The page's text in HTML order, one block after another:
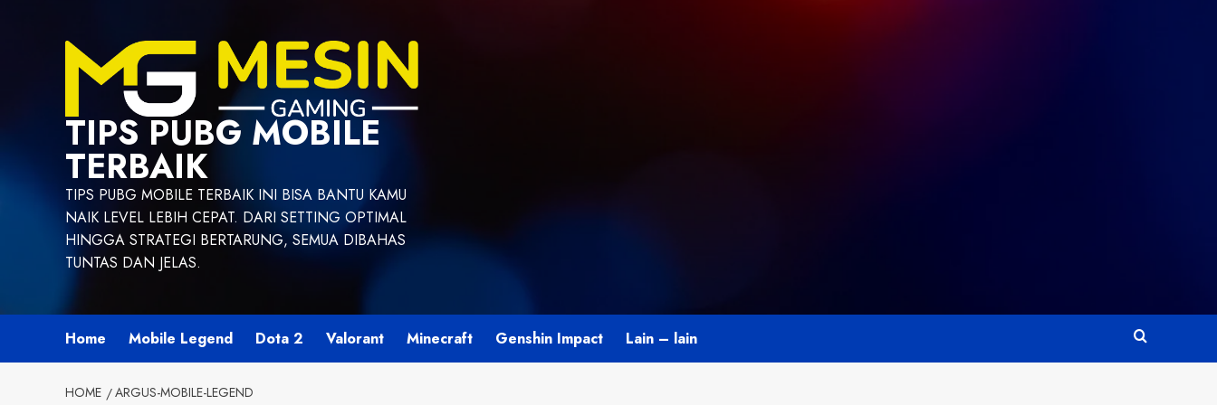
TIPS PUBG MOBILE
TERBAIK
TIPS PUBG MOBILE TERBAIK INI BISA BANTU KAMU
NAIK LEVEL LEBIH CEPAT. DARI SETTING OPTIMAL
HINGGA STRATEGI BERTARUNG, SEMUA DIBAHAS
TUNTAS DAN JELAS.
Home Mobile Legend Dota 2 Valorant Minecraft Genshin Impact Lain – lain
HOME ARGUS-MOBILE-LEGEND